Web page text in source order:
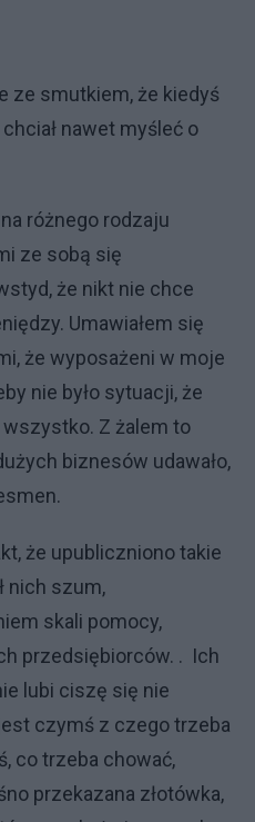
ze smutkiem, że kiedyś
nawet myśleć o
różnego rodzaju
ze sobą się
że nikt nie chce
Umawiałem się
że wyposażeni w moje
nie było sytuacji, że
Z żalem to
biznesów udawało,
że upubliczniono takie
nich szum,
skali pomocy,
przedsiębiorców. . Ich
lubi ciszę się nie
czymś z czego trzeba
co trzeba chować,
przekazana złotówka,